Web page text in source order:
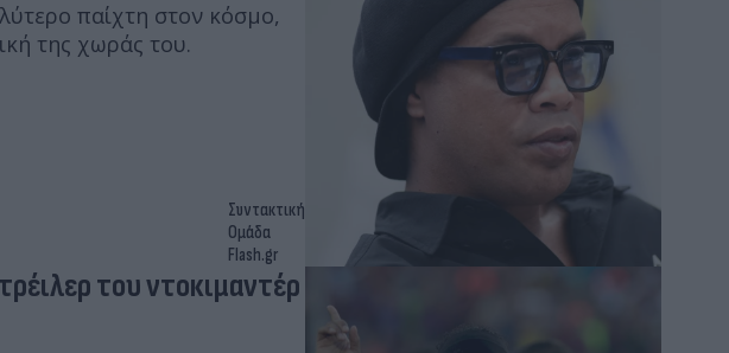
παίχτη στον κόσμο,
της χωράς του.
Συντακτική
Ομάδα
Flash.gr
του ντοκιμαντέρ